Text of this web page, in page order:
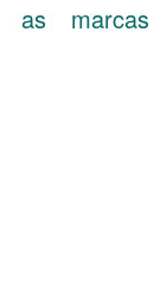
as marcas